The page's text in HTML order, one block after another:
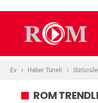
Ev Haber Tüneli
ROM